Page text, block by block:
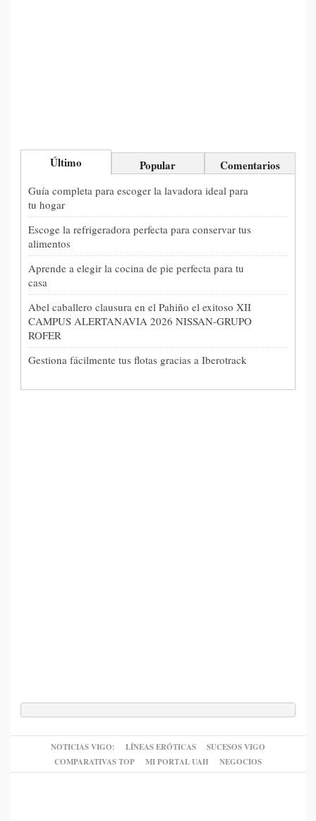
Último Popular Comentarios
Guía completa para escoger la lavadora ideal para
tu hogar
Escoge la refrigeradora perfecta para conservar tus
alimentos
Aprende a elegir la cocina de pie perfecta para tu
casa
Abel caballero clausura en el Pahiño el exitoso XII
CAMPUS ALERTANAVIA 2026 NISSAN-GRUPO
ROFER
Gestiona fácilmente tus flotas gracias a Iberotrack
NOTICIAS VIGO: LÍNEAS ERÓTICAS
SUCESOS VIGO
COMPARATIVAS TOP
MI PORTAL UAH NEGOCIOS